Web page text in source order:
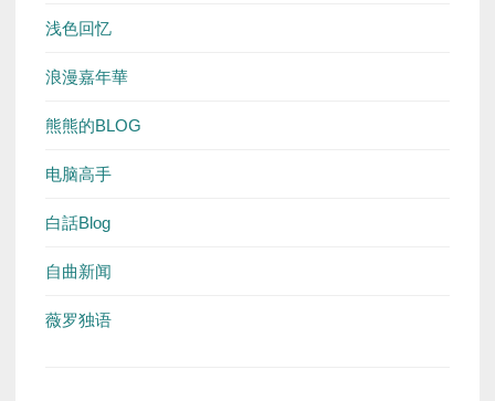
浅色回忆
浪漫嘉年華
熊熊的BLOG
电脑高手
白話Blog
自曲新闻
薇罗独语